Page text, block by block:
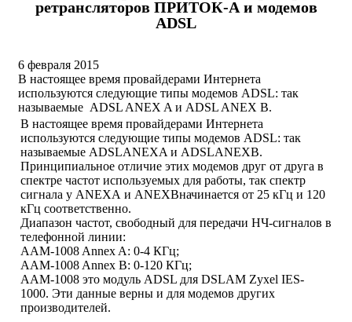
ретрансляторов ПРИТОК-А и модемов
ADSL
6 февраля 2015
В настоящее время провайдерами Интернета
используются следующие типы модемов ADSL: так
называемые ADSL ANEX A и ADSL ANEX B.
В настоящее время провайдерами Интернета
используются следующие типы модемов ADSL: так
называемые ADSLANEXA и ADSLANEXB.
Принципиальное отличие этих модемов друг от друга в
спектре частот используемых для работы, так спектр
сигнала у ANEXА и ANEXBначинается от 25 кГц и 120
кГц соответственно.
Диапазон частот, свободный для передачи НЧ-сигналов в
телефонной линии:
AAM-1008 Annex A: 0-4 КГц;
AAM-1008 Annex B: 0-120 КГц;
AAM-1008 это модуль ADSL для DSLAM Zyxel IES-
1000. Эти данные верны и для модемов других
производителей.